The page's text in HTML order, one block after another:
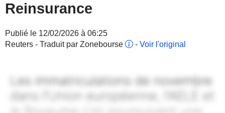
Reinsurance
Publié le 12/02/2026 à 06:25
Reuters - Traduit par Zonebourse
- Voir l'original